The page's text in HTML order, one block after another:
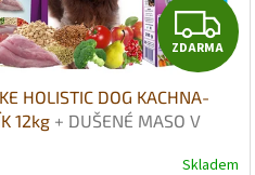
Z
D
R
ZDARMA
HOLISTIC DOG KACHNA-
12kg + DUŠENÉ MASO V
Skladem